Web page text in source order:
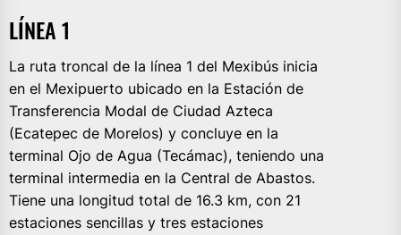
LÍNEA 1
La ruta troncal de la línea 1 del Mexibús inicia
en el Mexipuerto ubicado en la Estación de
Transferencia Modal de Ciudad Azteca
(Ecatepec de Morelos) y concluye en la
terminal Ojo de Agua (Tecámac), teniendo una
terminal intermedia en la Central de Abastos.
Tiene una longitud total de 16.3 km, con 21
estaciones sencillas y tres estaciones